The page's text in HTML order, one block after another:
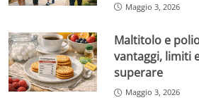
Maggio 3, 2026
Maltitolo e
vantaggi, limiti
superare
Maggio 3, 2026